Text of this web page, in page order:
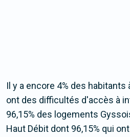
Il y a encore 4% des habitants
ont des difficultés d'accès à
96,15% des logements
Haut Débit dont 96,15% qui